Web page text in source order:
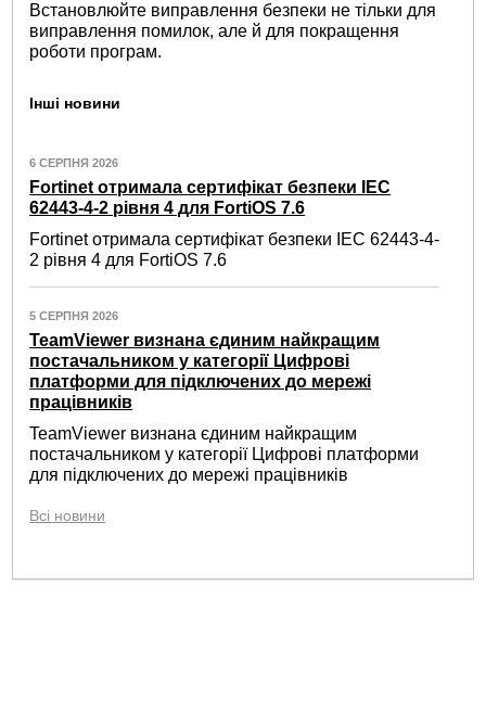
Встановлюйте виправлення безпеки не тільки для
виправлення помилок, але й для покращення
роботи програм.
Інші новини
6 СЕРПНЯ 2026
Fortinet отримала сертифікат безпеки IEC
62443-4-2 рівня 4 для FortiOS 7.6
Fortinet отримала сертифікат безпеки IEC 62443-4-
2 рівня 4 для FortiOS 7.6
5 СЕРПНЯ 2026
TeamViewer визнана єдиним найкращим
постачальником у категорії Цифрові
платформи для підключених до мережі
працівників
TeamViewer визнана єдиним найкращим
постачальником у категорії Цифрові платформи
для підключених до мережі працівників
Всі новини